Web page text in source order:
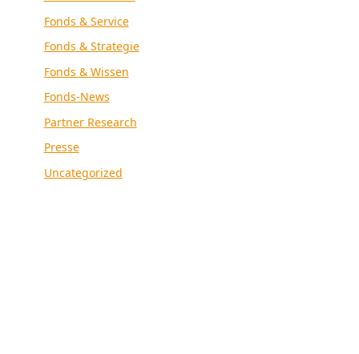
Fonds & Service
Fonds & Strategie
Fonds & Wissen
Fonds-News
Partner Research
Presse
Uncategorized